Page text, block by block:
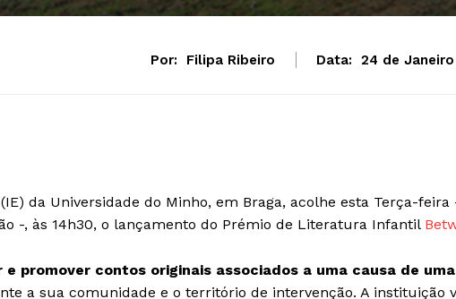
Por: Filipa Ribeiro Data: 24 de Janeiro
da Universidade do Minho, em Braga, acolhe esta Terça-feira
-, às 14h30, o lançamento do Prémio de Literatura Infantil
e promover contos originais associados a uma causa de
a sua comunidade e o território de intervenção. A instituição